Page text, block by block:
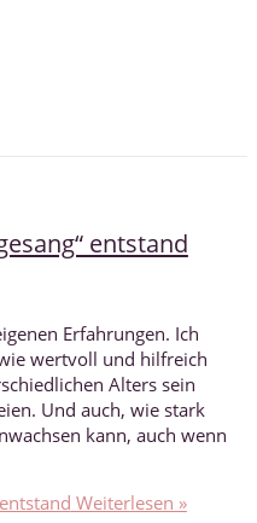
entstand
Erfahrungen. Ich
wertvoll und hilfreich
Alters sein
Und auch, wie stark
kann, auch wenn
Weiterlesen »